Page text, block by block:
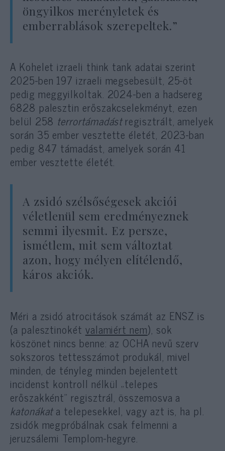
öngyilkos merényletek és
emberrablások szerepeltek.”
A Kohelet izraeli think tank adatai szerint
2025-ben 197 izraeli megsebesült, 25-öt
pedig meggyilkoltak. 2024-ben a hadsereg
6828 palesztin erőszakcselekményt, ezen
belül 258 terrortámadástregisztrált, amelyek
során 35 ember vesztette életét, 2023-ban
pedig 847 támadást, amelyek során 41
ember vesztette életét.
A zsidó szélsőségesek akciói
véletlenül sem eredményeznek
semmi ilyesmit. Ez persze,
ismétlem, mit sem változtat
azon, hogy mélyen elítélendő,
káros akciók.
Méri a zsidó atrocitások számát az ENSZ is
(a palesztinokét valamiért nem), sok
köszönet nincs benne: az OCHA nevű szerv
sokszoros tettesszámot produkál, mivel
minden, de tényleg minden bejelentett
incidenst kontroll nélkül „telepes
erőszakként” regisztrál, összemosva a
katonákata telepesekkel, vagy azt is, ha pl.
zsidók megpróbálnak csak felmenni a
jeruzsálemi Templom-hegyre.